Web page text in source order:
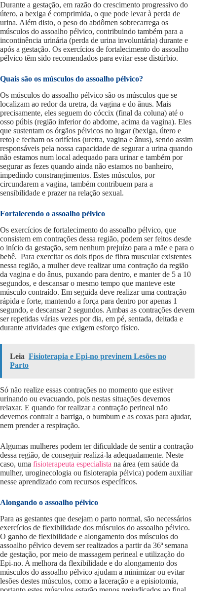
Durante a gestação, em razão do crescimento progressivo do
útero, a bexiga é comprimida, o que pode levar à perda de
urina. Além disto, o peso do abdômen sobrecarrega os
músculos do assoalho pélvico, contribuindo também para a
incontinência urinária (perda de urina involuntária) durante e
após a gestação. Os exercícios de fortalecimento do assoalho
pélvico têm sido recomendados para evitar esse distúrbio.
Quais são os músculos do assoalho pélvico?
Os músculos do assoalho pélvico são os músculos que se
localizam ao redor da uretra, da vagina e do ânus. Mais
precisamente, eles seguem do cóccix (final da coluna) até o
osso púbis (região inferior do abdome, acima da vagina). Eles
que sustentam os órgãos pélvicos no lugar (bexiga, útero e
reto) e fecham os orifícios (uretra, vagina e ânus), sendo assim
responsáveis pela nossa capacidade de segurar a urina quando
não estamos num local adequado para urinar e também por
segurar as fezes quando ainda não estamos no banheiro,
impedindo constrangimentos. Estes músculos, por
circundarem a vagina, também contribuem para a
sensibilidade e prazer na relação sexual.
Fortalecendo o assoalho pélvico
Os exercícios de fortalecimento do assoalho pélvico, que
consistem em contrações dessa região, podem ser feitos desde
o início da gestação, sem nenhum prejuízo para a mãe e para o
bebê. Para exercitar os dois tipos de fibra muscular existentes
nessa região, a mulher deve realizar uma contração da região
da vagina e do ânus, puxando para dentro, e manter de 5 a 10
segundos, e descansar o mesmo tempo que manteve este
músculo contraído. Em seguida deve realizar uma contração
rápida e forte, mantendo a força para dentro por apenas 1
segundo, e descansar 2 segundos. Ambas as contrações devem
ser repetidas várias vezes por dia, em pé, sentada, deitada e
durante atividades que exigem esforço físico.
Leia Fisioterapia e Epi-no previnem Lesões no
Parto
Só não realize essas contrações no momento que estiver
urinando ou evacuando, pois nestas situações devemos
relaxar. E quando for realizar a contração perineal não
devemos contrair a barriga, o bumbum e as coxas para ajudar,
nem prender a respiração.
Algumas mulheres podem ter dificuldade de sentir a contração
dessa região, de conseguir realizá-la adequadamente. Neste
caso, uma fisioterapeuta especialista na área (em saúde da
mulher, uroginecologia ou fisioterapia pélvica) podem auxiliar
nesse aprendizado com recursos específicos.
Alongando o assoalho pélvico
Para as gestantes que desejam o parto normal, são necessários
exercícios de flexibilidade dos músculos do assoalho pélvico.
O ganho de flexibilidade e alongamento dos músculos do
assoalho pélvico devem ser realizados a partir da 36ª semana
de gestação, por meio de massagem perineal e utilização do
Epi-no. A melhora da flexibilidade e do alongamento dos
músculos do assoalho pélvico ajudam a minimizar ou evitar
lesões destes músculos, como a laceração e a episiotomia,